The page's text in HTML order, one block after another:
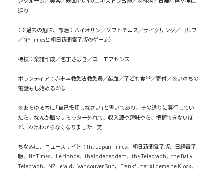
巡り
（※過去の趣味、部活：バイオリン／ソフトテニス／サイクリング／ゴルフ
／NYTimesと朝日新聞電子版のゲーム）
特技：楽譜作成／包丁さばき／ユーモアセンス
ボランティア：赤十字救急法救急員／献血／子ども食堂／寄付／※いのちの
電話もし始めるかな
※あらゆる本に「自己投資しなさい」と書いてあり、その通りに実行してい
たら、なんか脳のリミッター外れて、収入源や趣味やら、把握できないほ
ど、わけわからなくなりました…笑
ちなみに、ニュースサイト：the Japan Times、朝日新聞電子版、日経電子
版、NYTimes、Le Monde、the Independent、the Telegraph、the Daily
Telegraph、NZ Herald、Vancouver Sun、Frankfurter Allgemeine Kiosk、